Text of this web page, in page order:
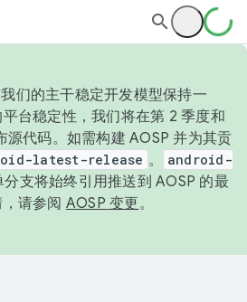
们的主干稳定开发模型保持一
台稳定性，我们将在第 2 季度和
源代码。如需构建 AOSP 并为其贡
latest-release 。
android-
分支将始终引用推送到 AOSP 的最
请参阅 AOSP 变更。